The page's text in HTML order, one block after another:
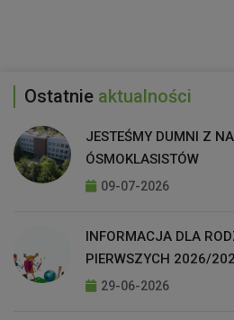
Ostatnie aktualności
JESTEŚMY DUMNI Z
ÓSMOKLASISTÓW
09-07-2026
INFORMACJA DLA
PIERWSZYCH 2026/
29-06-2026